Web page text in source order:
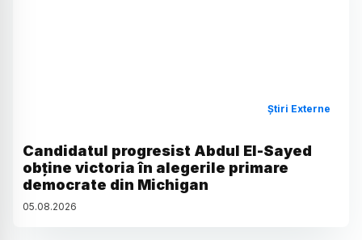
Știri Externe
Candidatul progresist Abdul El-Sayed
obține victoria în alegerile primare
democrate din Michigan
05.08.2026